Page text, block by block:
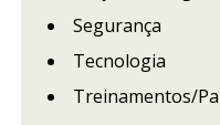
Segurança
Tecnologia
Treinamentos/